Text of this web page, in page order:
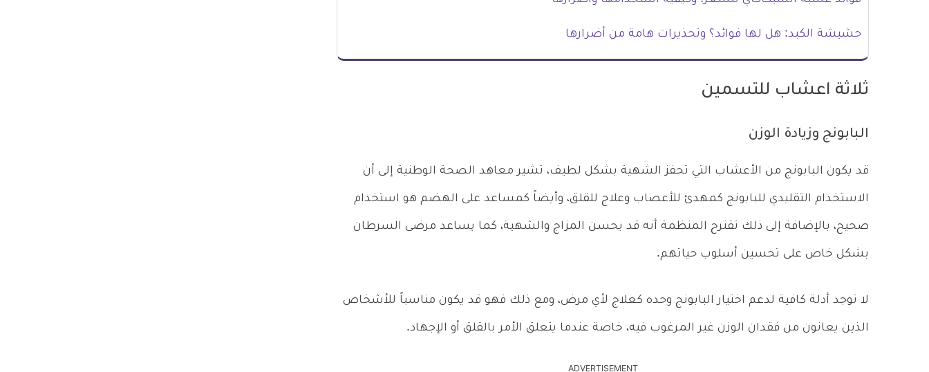
حشيشة الكبد: هل لها فوائد؟ وتحذيرات هامة من أضرارها
ثلاثة اعشاب للتسمين
البابونج وزيادة الوزن
قد يكون البابونج من الأعشاب التي تحفز الشهية بشكل لطيف، تشير معاهد الصحة الوطنية إلى أن
الاستخدام التقليدي للبابونج كمهدئ للأعصاب وعلاج للقلق، وأيضاً كمساعد على الهضم هو استخدام
صحيح، بالإضافة إلى ذلك تقترح المنظمة أنه قد يحسن المزاج والشهية، كما يساعد مرضى السرطان
بشكل خاص على تحسين أسلوب حياتهم.
لا توجد أدلة كافية لدعم اختيار البابونج وحده كعلاج لأي مرض، ومع ذلك فهو قد يكون مناسباً للأشخاص
الذين يعانون من فقدان الوزن غير المرغوب فيه، خاصة عندما يتعلق الأمر بالقلق أو الإجهاد.
ADVERTISEMENT